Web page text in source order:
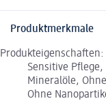
Produktmerkmale
Produkteigenschaften:
Sensitive
Mineralöle,
Ohne